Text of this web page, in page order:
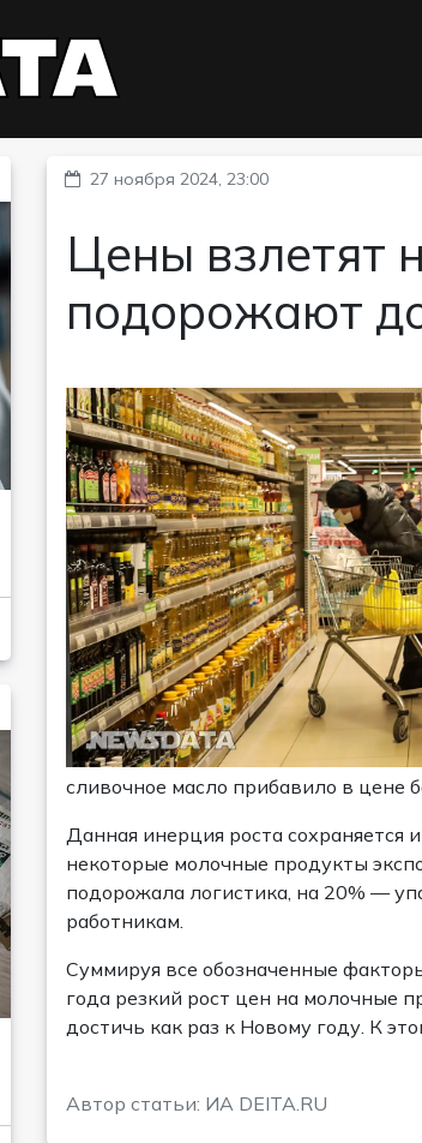
27 ноября 2024, 23:00
Цены взлетят
подорожают
сливочное масло прибавило в цене
Данная инерция роста сохраняется
некоторые молочные продукты
подорожала логистика, на 20% —
работникам.
Суммируя все обозначенные
года резкий рост цен на молочные
достичь как раз к Новому году. К
Автор статьи: ИА DEITA.RU